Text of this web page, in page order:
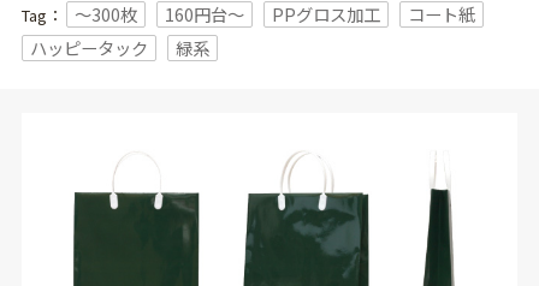
Tag：
〜300枚 160円台〜 PPグロス加工
コート紙
ハッピータック
緑系